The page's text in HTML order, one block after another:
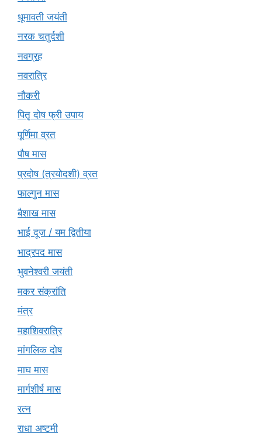
धूमावती जयंती
नरक चतुर्दशी
नवग्रह
नवरात्रि
नौकरी
पितृ दोष फ्री उपाय
पूर्णिमा व्रत
पौष मास
प्रदोष (त्रयोदशी) व्रत
फाल्गुन मास
बैशाख मास
भाई दूज / यम द्वितीया
भाद्रपद मास
भुवनेश्वरी जयंती
मकर संक्रांति
मंत्र
महाशिवरात्रि
मांगलिक दोष
माघ मास
मार्गशीर्ष मास
रत्न
राधा अष्टमी